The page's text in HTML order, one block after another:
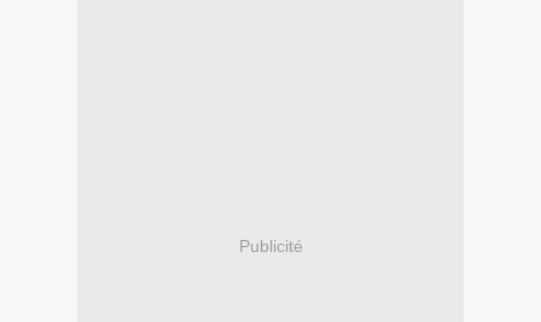
Publicité